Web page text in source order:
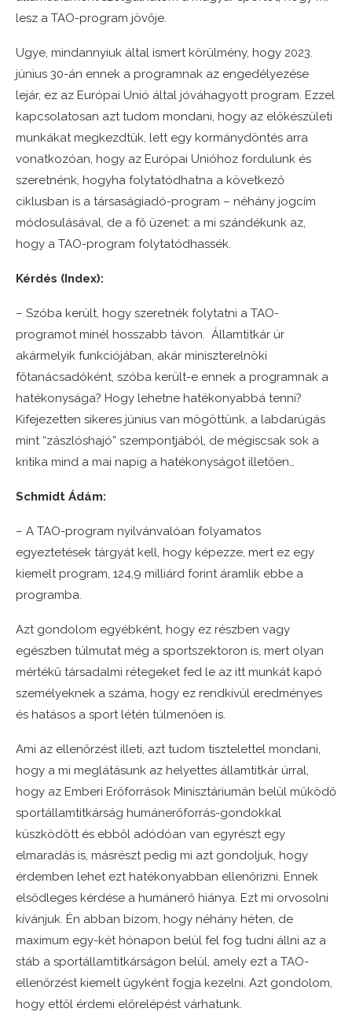
lesz a TAO-program jövője.
Ugye, mindannyiuk által ismert körülmény, hogy 2023.
június 30-án ennek a programnak az engedélyezése
lejár, ez az Európai Unió által jóváhagyott program. Ezzel
kapcsolatosan azt tudom mondani, hogy az előkészületi
munkákat megkezdtük, lett egy kormánydöntés arra
vonatkozóan, hogy az Európai Unióhoz fordulunk és
szeretnénk, hogyha folytatódhatna a következő
ciklusban is a társaságiadó-program – néhány jogcím
módosulásával, de a fő üzenet: a mi szándékunk az,
hogy a TAO-program folytatódhassék.
Kérdés (Index):
– Szóba került, hogy szeretnék folytatni a TAO-
programot minél hosszabb távon. Államtitkár úr
akármelyik funkciójában, akár miniszterelnöki
főtanácsadóként, szóba került-e ennek a programnak a
hatékonysága? Hogy lehetne hatékonyabbá tenni?
Kifejezetten sikeres június van mögöttünk, a labdarúgás
mint “zászlóshajó” szempontjából, de mégiscsak sok a
kritika mind a mai napig a hatékonyságot illetően…
Schmidt Ádám:
– A TAO-program nyilvánvalóan folyamatos
egyeztetések tárgyát kell, hogy képezze, mert ez egy
kiemelt program, 124,9 milliárd forint áramlik ebbe a
programba.
Azt gondolom egyébként, hogy ez részben vagy
egészben túlmutat még a sportszektoron is, mert olyan
mértékű társadalmi rétegeket fed le az itt munkát kapó
személyeknek a száma, hogy ez rendkívül eredményes
és hatásos a sport létén túlmenően is.
Ami az ellenőrzést illeti, azt tudom tisztelettel mondani,
hogy a mi meglátásunk az helyettes államtitkár úrral,
hogy az Emberi Erőforrások Minisztáriumán belül működő
sportállamtitkárság humánerőforrás-gondokkal
küszködött és ebből adódóan van egyrészt egy
elmaradás is, másrészt pedig mi azt gondoljuk, hogy
érdemben lehet ezt hatékonyabban ellenőrizni. Ennek
elsődleges kérdése a humánerő hiánya. Ezt mi orvosolni
kívánjuk. Én abban bízom, hogy néhány héten, de
maximum egy-két hónapon belül fel fog tudni állni az a
stáb a sportállamtitkárságon belül, amely ezt a TAO-
ellenőrzést kiemelt ügyként fogja kezelni. Azt gondolom,
hogy ettől érdemi előrelépést várhatunk.